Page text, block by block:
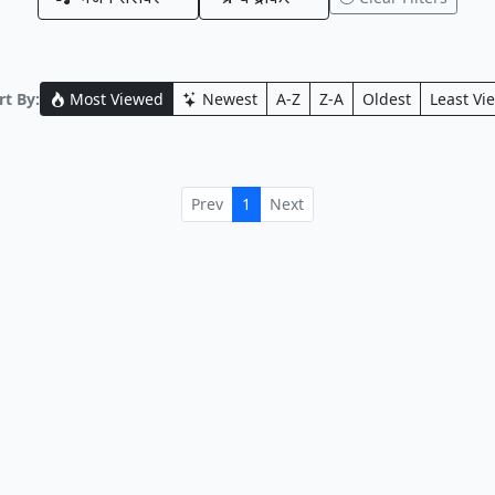
By: Most Viewed Newest A-Z Z-A Oldest Least
Prev 1 Next